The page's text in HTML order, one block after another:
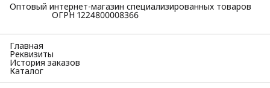
Оптовый интернет-магазин специализированных товаров
⠀⠀⠀⠀⠀⠀⠀ОГРН 1224800008366
Главная
Реквизиты
История заказов
Каталог